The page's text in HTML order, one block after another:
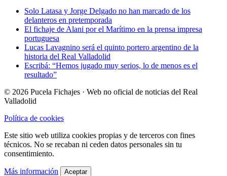
Solo Latasa y Jorge Delgado no han marcado de los
delanteros en pretemporada
El fichaje de Alani por el Marítimo en la prensa impresa
portuguesa
Lucas Lavagnino será el quinto portero argentino de la
historia del Real Valladolid
Escribá: “Hemos jugado muy serios, lo de menos es el
resultado”
© 2026 Pucela Fichajes · Web no oficial de noticias del Real
Valladolid
Política de cookies
Este sitio web utiliza cookies propias y de terceros con fines
técnicos. No se recaban ni ceden datos personales sin tu
consentimiento.
Más información Aceptar